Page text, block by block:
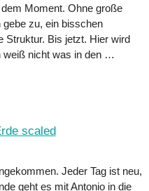
Moment. Ohne große
zu, ein bisschen
Struktur. Bis jetzt. Hier wird
weiß nicht was in den …
Jeder Tag ist neu,
geht es mit Antonio in die